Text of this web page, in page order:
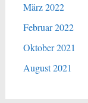
März 2022
Februar 2022
Oktober 2021
August 2021